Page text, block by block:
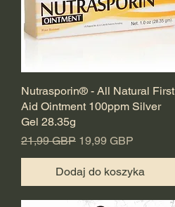
Podgląd
Nutrasporin® - All Natural First
Aid Ointment 100ppm Silver
Gel 28.35g
Regularna cena
21,99 GBP Cena rabatowa
19,99 GBP
Dodaj do koszyka